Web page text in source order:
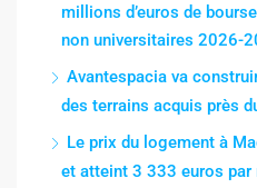
millions d’euros de
non universitaires 2026-
Avantespacia va
des terrains acquis près
Le prix du logement à
et atteint 3 333 euros par